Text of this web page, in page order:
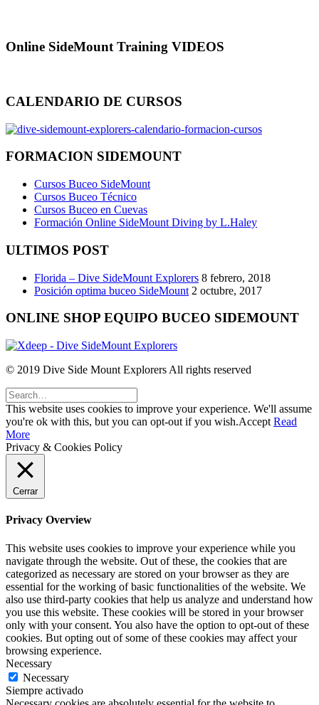
Online SideMount Training VIDEOS
CALENDARIO DE CURSOS
FORMACION SIDEMOUNT
Cursos Buceo SideMount
Cursos Buceo Técnico
Cursos Buceo en Cuevas
Formación Online SideMount Diving by L.Haley
ULTIMOS POST
Florida – Dive SideMount Explorers 8 febrero, 2018
Posición optima buceo SideMount 2 octubre, 2017
ONLINE SHOP EQUIPO BUCEO SIDEMOUNT
© 2019 Dive Side Mount Explorers All rights reserved
This website uses cookies to improve your experience. We'll assume
you're ok with this, but you can opt-out if you wish.Accept Read
More
Privacy & Cookies Policy
Cerrar
Privacy Overview
This website uses cookies to improve your experience while you
navigate through the website. Out of these, the cookies that are
categorized as necessary are stored on your browser as they are
essential for the working of basic functionalities of the website. We
also use third-party cookies that help us analyze and understand how
you use this website. These cookies will be stored in your browser
only with your consent. You also have the option to opt-out of these
cookies. But opting out of some of these cookies may affect your
browsing experience.
Necessary
Necessary
Siempre activado